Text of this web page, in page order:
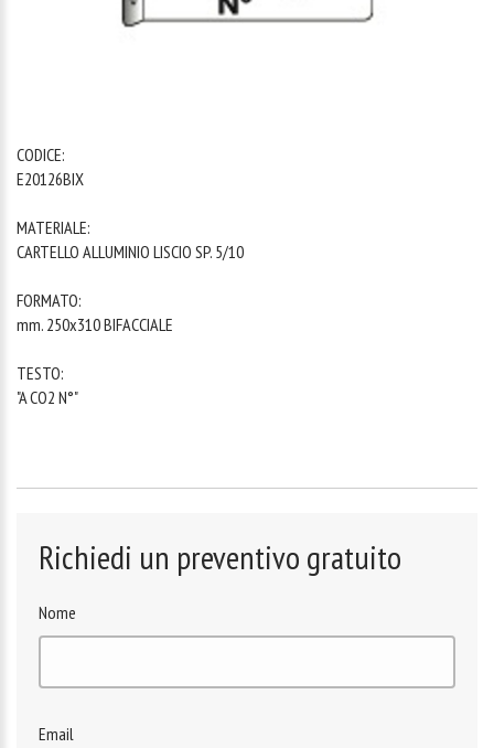
CODICE:
E20126BIX
MATERIALE:
CARTELLO ALLUMINIO LISCIO SP. 5/10
FORMATO:
mm. 250x310 BIFACCIALE
TESTO:
"A CO2 N°"
Richiedi un preventivo gratuito
Nome
Email